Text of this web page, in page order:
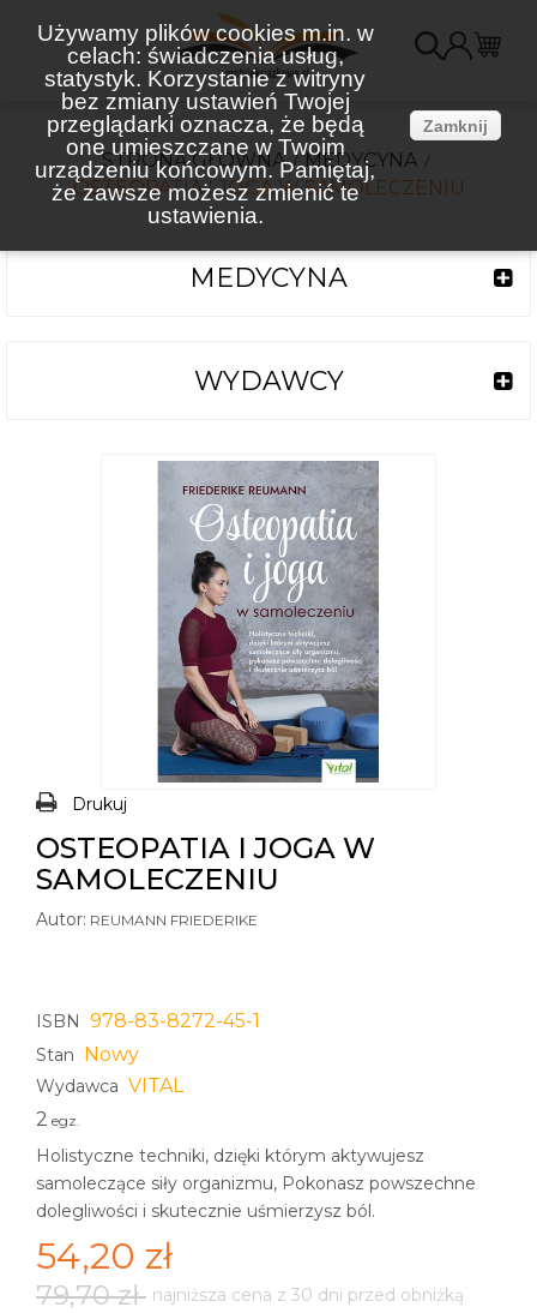
Używamy plików cookies m.in. w
celach: świadczenia usług,
statystyk. Korzystanie z witryny
bez zmiany ustawień Twojej
przeglądarki oznacza, że będą
one umieszczane w Twoim
urządzeniu końcowym. Pamiętaj,
że zawsze możesz zmienić te
ustawienia.
Zamknij
STRONA GŁÓWNA
MEDYCYNA
OSTEOPATIA I JOGA W SAMOLECZENIU
MEDYCYNA
WYDAWCY
Drukuj
OSTEOPATIA I JOGA W
SAMOLECZENIU
Autor: REUMANN FRIEDERIKE
ISBN 978-83-8272-45-1
Stan Nowy
Wydawca VITAL
2 egz.
Holistyczne techniki, dzięki którym aktywujesz
samoleczące siły organizmu, Pokonasz powszechne
dolegliwości i skutecznie uśmierzysz ból.
54,20 zł
79,70 zł najniższa cena z 30 dni przed obniżką